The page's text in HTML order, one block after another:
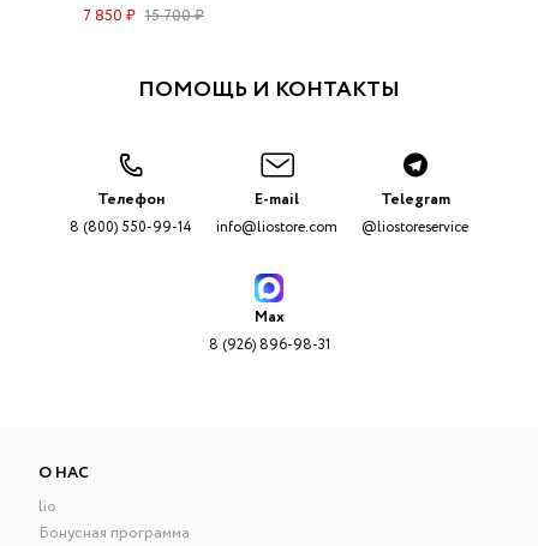
7 850 ₽ 15 700 ₽
ПОМОЩЬ И КОНТАКТЫ
Телефон
8 (800) 550-99-14
E-mail
info@liostore.com
Telegram
@liostoreservice
Max
8 (926) 896-98-31
О НАС
lio
Бонусная программа